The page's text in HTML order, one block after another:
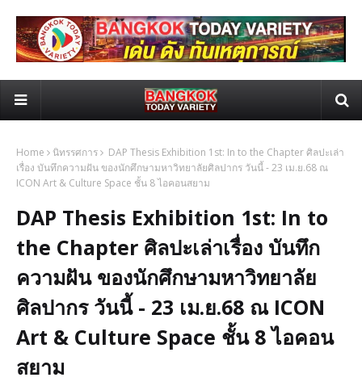
Home นิทรรศการ
DAP Thesis Exhibition 1st: In to the Chapter ศิลปะเล่า
เรื่อง บันทึกความฝัน ของนักศึกษามหาวิทยาลัยศิลปากร วันนี้ - 23 เม.ย.68 ณ
ICON Art & Culture Space ชั้น 8 ไอคอนสยาม
DAP Thesis Exhibition 1st: In to
the Chapter ศิลปะเล่าเรื่อง บันทึก
ความฝัน ของนักศึกษามหาวิทยาลัย
ศิลปากร วันนี้ - 23 เม.ย.68 ณ ICON
Art & Culture Space ชั้น 8 ไอคอน
สยาม